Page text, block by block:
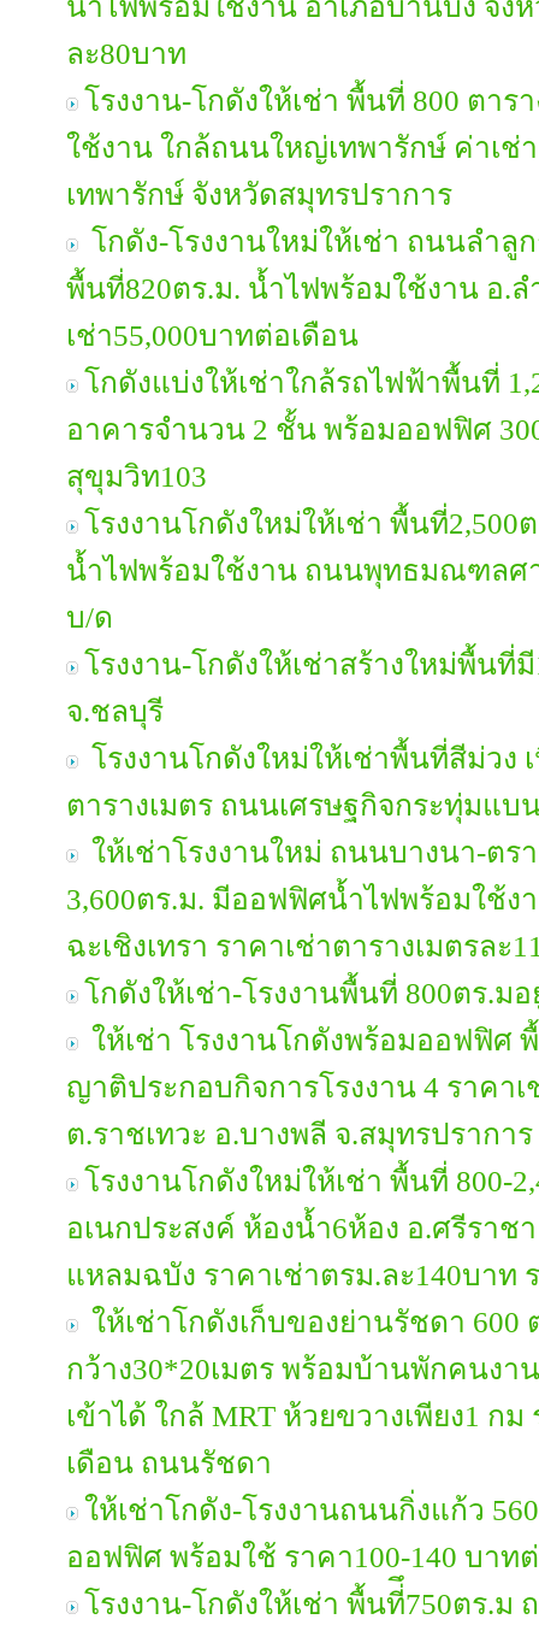
น้ำไฟพร้อมใช้งาน อำเภอบ้านบึง จัง
ละ80บาท
โรงงาน-โกดังให้เช่า พื้นที่ 800 ตา
ใช้งาน ใกล้ถนนใหญ่เทพารักษ์ ค่าเช่
เทพารักษ์ จังหวัดสมุทรปราการ
โกดัง-โรงงานใหม่ให้เช่า ถนนลำลู
พื้นที่820ตร.ม. น้ำไฟพร้อมใช้งาน อ.
เช่า55,000บาทต่อเดือน
โกดังแบ่งให้เช่าใกล้รถไฟฟ้าพื้นที่
อาคารจำนวน 2 ชั้น พร้อมออฟฟิศ
สุขุมวิท103
โรงงานโกดังใหม่ให้เช่า พื้นที่
น้ำไฟพร้อมใช้งาน ถนนพุทธมณฑลศา
บ/ด
โรงงาน-โกดังให้เช่าสร้างใหม่พื้นที่
จ.ชลบุรี
โรงงานโกดังใหม่ให้เช่าพื้นที่สีม่วง
ตารางเมตร ถนนเศรษฐกิจกระทุ่มแบ
ให้เช่าโรงงานใหม่ ถนนบางนา-ตร
3,600ตร.ม. มีออฟฟิศน้ำไฟพร้อมใช้ง
ฉะเชิงเทรา ราคาเช่าตารางเมตรละ
โกดังให้เช่า-โรงงานพื้นที่ 800ตร.
ให้เช่า โรงงานโกดังพร้อมออฟฟิศ
ญาติประกอบกิจการโรงงาน 4 ราคา
ต.ราชเทวะ อ.บางพลี จ.สมุทรปรากา
โรงงานโกดังใหม่ให้เช่า พื้นที่ 800-
อเนกประสงค์ ห้องน้ำ6ห้อง อ.ศรีรา
แหลมฉบัง ราคาเช่าตรม.ละ140บาท
ให้เช่าโกดังเก็บของย่านรัชดา 600
กว้าง30*20เมตร พร้อมบ้านพักคนงา
เข้าได้ ใกล้ MRT ห้วยขวางเพียง1 ก
เดือน ถนนรัชดา
ให้เช่าโกดัง-โรงงานถนนกิ่งแก้ว
ออฟฟิศ พร้อมใช้ ราคา100-140 บาท
โรงงาน-โกดังให้เช่า พื้นที่ึ750ตร.ม